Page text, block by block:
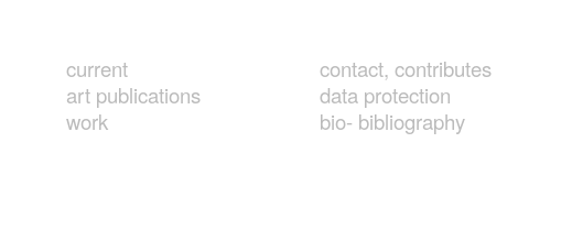
current
art publications
work
contact, contributes
data protection
bio- bibliography